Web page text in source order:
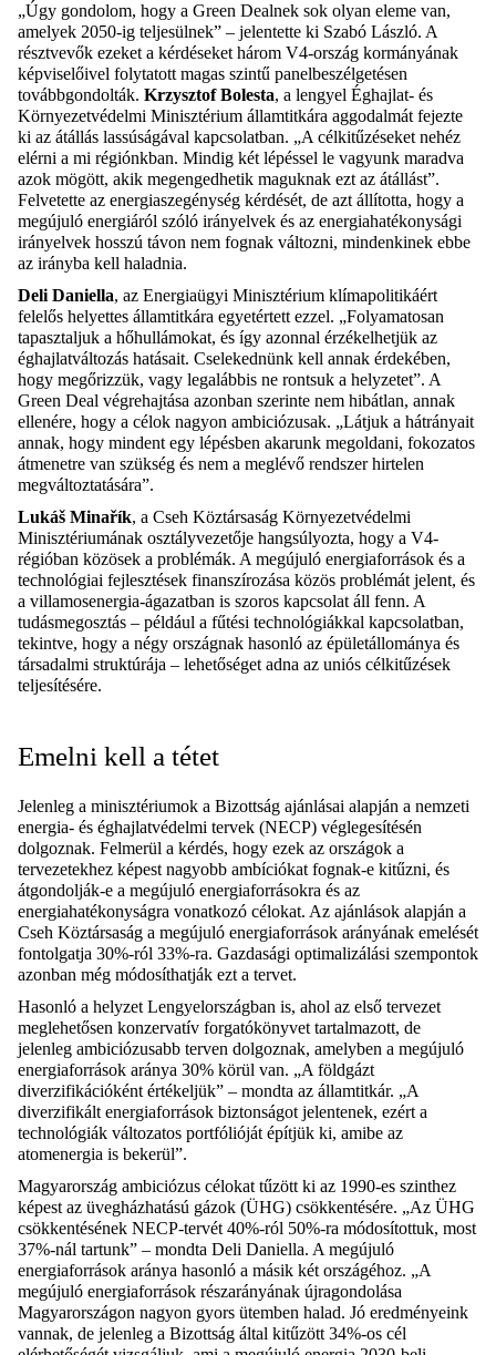
„Úgy gondolom, hogy a Green Dealnek sok olyan eleme van,
amelyek 2050-ig teljesülnek” – jelentette ki Szabó László. A
résztvevők ezeket a kérdéseket három V4-ország kormányának
képviselőivel folytatott magas szintű panelbeszélgetésen
továbbgondolták. Krzysztof Bolesta, a lengyel Éghajlat- és
Környezetvédelmi Minisztérium államtitkára aggodalmát fejezte
ki az átállás lassúságával kapcsolatban. „A célkitűzéseket nehéz
elérni a mi régiónkban. Mindig két lépéssel le vagyunk maradva
azok mögött, akik megengedhetik maguknak ezt az átállást”.
Felvetette az energiaszegénység kérdését, de azt állította, hogy a
megújuló energiáról szóló irányelvek és az energiahatékonysági
irányelvek hosszú távon nem fognak változni, mindenkinek ebbe
az irányba kell haladnia.
Deli Daniella, az Energiaügyi Minisztérium klímapolitikáért
felelős helyettes államtitkára egyetértett ezzel. „Folyamatosan
tapasztaljuk a hőhullámokat, és így azonnal érzékelhetjük az
éghajlatváltozás hatásait. Cselekednünk kell annak érdekében,
hogy megőrizzük, vagy legalábbis ne rontsuk a helyzetet”. A
Green Deal végrehajtása azonban szerinte nem hibátlan, annak
ellenére, hogy a célok nagyon ambiciózusak. „Látjuk a hátrányait
annak, hogy mindent egy lépésben akarunk megoldani, fokozatos
átmenetre van szükség és nem a meglévő rendszer hirtelen
megváltoztatására”.
Lukáš Minařík, a Cseh Köztársaság Környezetvédelmi
Minisztériumának osztályvezetője hangsúlyozta, hogy a V4-
régióban közösek a problémák. A megújuló energiaforrások és a
technológiai fejlesztések finanszírozása közös problémát jelent, és
a villamosenergia-ágazatban is szoros kapcsolat áll fenn. A
tudásmegosztás – például a fűtési technológiákkal kapcsolatban,
tekintve, hogy a négy országnak hasonló az épületállománya és
társadalmi struktúrája – lehetőséget adna az uniós célkitűzések
teljesítésére.
Emelni kell a tétet
Jelenleg a minisztériumok a Bizottság ajánlásai alapján a nemzeti
energia- és éghajlatvédelmi tervek (NECP) véglegesítésén
dolgoznak. Felmerül a kérdés, hogy ezek az országok a
tervezetekhez képest nagyobb ambíciókat fognak-e kitűzni, és
átgondolják-e a megújuló energiaforrásokra és az
energiahatékonyságra vonatkozó célokat. Az ajánlások alapján a
Cseh Köztársaság a megújuló energiaforrások arányának emelését
fontolgatja 30%-ról 33%-ra. Gazdasági optimalizálási szempontok
azonban még módosíthatják ezt a tervet.
Hasonló a helyzet Lengyelországban is, ahol az első tervezet
meglehetősen konzervatív forgatókönyvet tartalmazott, de
jelenleg ambiciózusabb terven dolgoznak, amelyben a megújuló
energiaforrások aránya 30% körül van. „A földgázt
diverzifikációként értékeljük” – mondta az államtitkár. „A
diverzifikált energiaforrások biztonságot jelentenek, ezért a
technológiák változatos portfólióját építjük ki, amibe az
atomenergia is bekerül”.
Magyarország ambiciózus célokat tűzött ki az 1990-es szinthez
képest az üvegházhatású gázok (ÜHG) csökkentésére. „Az ÜHG
csökkentésének NECP-tervét 40%-ról 50%-ra módosítottuk, most
37%-nál tartunk” – mondta Deli Daniella. A megújuló
energiaforrások aránya hasonló a másik két országéhoz. „A
megújuló energiaforrások részarányának újragondolása
Magyarországon nagyon gyors ütemben halad. Jó eredményeink
vannak, de jelenleg a Bizottság által kitűzött 34%-os cél